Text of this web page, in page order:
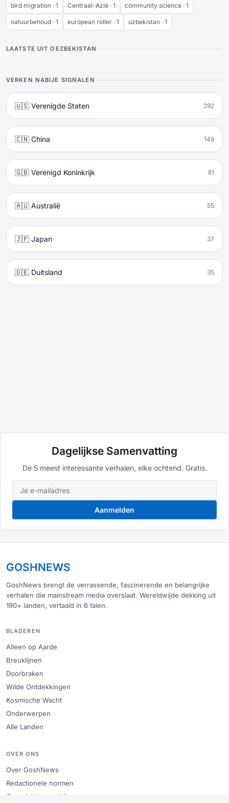
bird migration · 1 Centraal-Azië · 1 community science · 1
natuurbehoud · 1 european roller · 1 uzbekistan · 1
LAATSTE UIT OEZBEKISTAN
VERKEN NABIJE SIGNALEN
🇺🇸 Verenigde Staten 292
🇨🇳 China 149
🇬🇧 Verenigd Koninkrijk 81
🇦🇺 Australië 55
🇯🇵 Japan 37
🇩🇪 Duitsland 35
Dagelijkse Samenvatting
De 5 meest interessante verhalen, elke ochtend. Gratis.
Aanmelden
GOSHNEWS
GoshNews brengt de verrassende, fascinerende en belangrijke
verhalen die mainstream media overslaat. Wereldwijde dekking uit
190+ landen, vertaald in 6 talen.
BLADEREN
Alleen op Aarde
Breuklijnen
Doorbraken
Wilde Ontdekkingen
Kosmische Wacht
Onderwerpen
Alle Landen
OVER ONS
Over GoshNews
Redactionele normen
Copyright en meldingen